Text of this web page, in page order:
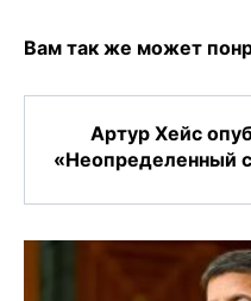
Вам так же может
Артур Хейс
«Неопределенный